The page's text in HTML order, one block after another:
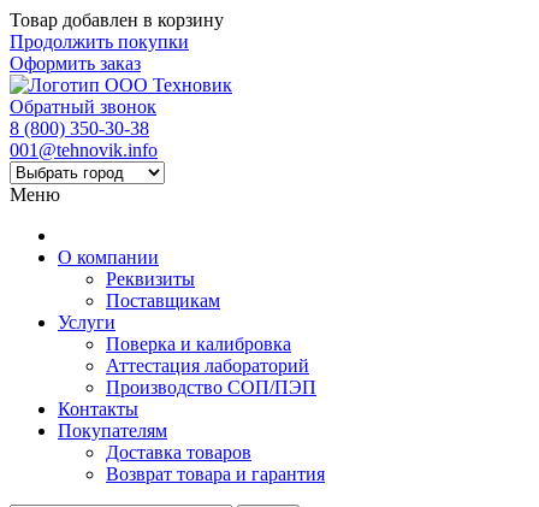
Товар добавлен в корзину
Продолжить покупки
Оформить заказ
Обратный звонок
8 (800) 350-30-38
001@tehnovik.info
Меню
О компании
Реквизиты
Поставщикам
Услуги
Поверка и калибровка
Аттестация лабораторий
Производство СОП/ПЭП
Контакты
Покупателям
Доставка товаров
Возврат товара и гарантия